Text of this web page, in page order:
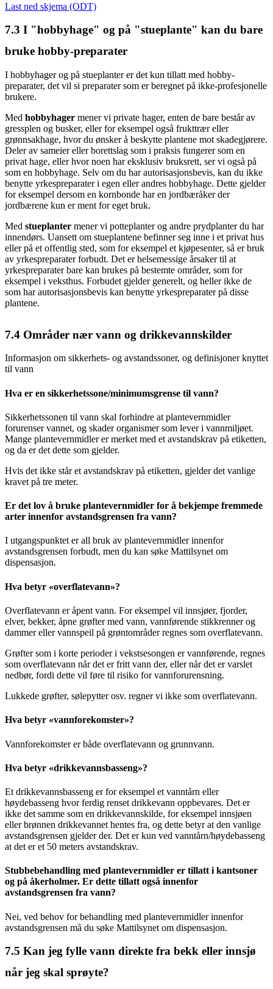
Last ned skjema (ODT)
7.3 I "hobbyhage" og på "stueplante" kan du bare
bruke hobby-preparater
I hobbyhager og på stueplanter er det kun tillatt med hobby-
preparater, det vil si preparater som er beregnet på ikke-profesjonelle
brukere.
Med hobbyhager mener vi private hager, enten de bare består av
gressplen og busker, eller for eksempel også frukttrær eller
grønnsakhage, hvor du ønsker å beskytte plantene mot skadegjørere.
Deler av sameier eller borettslag som i praksis fungerer som en
privat hage, eller hvor noen har eksklusiv bruksrett, ser vi også på
som en hobbyhage. Selv om du har autorisasjonsbevis, kan du ikke
benytte yrkespreparater i egen eller andres hobbyhage. Dette gjelder
for eksempel dersom en kornbonde har en jordbæråker der
jordbærene kun er ment for eget bruk.
Med stueplanter mener vi potteplanter og andre prydplanter du har
innendørs. Uansett om stueplantene befinner seg inne i et privat hus
eller på et offentlig sted, som for eksempel et kjøpesenter, så er bruk
av yrkespreparater forbudt. Det er helsemessige årsaker til at
yrkespreparater bare kan brukes på bestemte områder, som for
eksempel i veksthus. Forbudet gjelder generelt, og heller ikke de
som har autorisasjonsbevis kan benytte yrkespreparater på disse
plantene.
7.4 Områder nær vann og drikkevannskilder
Informasjon om sikkerhets- og avstandssoner, og definisjoner knyttet
til vann
Hva er en sikkerhetssone/minimumsgrense til vann?
Sikkerhetssonen til vann skal forhindre at plantevernmidler
forurenser vannet, og skader organismer som lever i vannmiljøet.
Mange plantevernmidler er merket med et avstandskrav på etiketten,
og da er det dette som gjelder.
Hvis det ikke står et avstandskrav på etiketten, gjelder det vanlige
kravet på tre meter.
Er det lov å bruke plantevernmidler for å bekjempe fremmede
arter innenfor avstandsgrensen fra vann?
I utgangspunktet er all bruk av plantevernmidler innenfor
avstandsgrensen forbudt, men du kan søke Mattilsynet om
dispensasjon.
Hva betyr «overflatevann»?
Overflatevann er åpent vann. For eksempel vil innsjøer, fjorder,
elver, bekker, åpne grøfter med vann, vannførende stikkrenner og
dammer eller vannspeil på grøntområder regnes som overflatevann.
Grøfter som i korte perioder i vekstsesongen er vannførende, regnes
som overflatevann når det er fritt vann der, eller når det er varslet
nedbør, fordi dette vil føre til risiko for vannforurensning.
Lukkede grøfter, sølepytter osv. regner vi ikke som overflatevann.
Hva betyr «vannforekomster»?
Vannforekomster er både overflatevann og grunnvann.
Hva betyr «drikkevannsbasseng»?
Et drikkevannsbasseng er for eksempel et vanntårn eller
høydebasseng hvor ferdig renset drikkevann oppbevares. Det er
ikke det samme som en drikkevannskilde, for eksempel innsjøen
eller brønnen drikkevannet hentes fra, og dette betyr at den vanlige
avstandsgrensen gjelder der. Det er kun ved vanntårn/høydebasseng
at det er et 50 meters avstandskrav.
Stubbebehandling med plantevernmidler er tillatt i kantsoner
og på åkerholmer. Er dette tillatt også innenfor
avstandsgrensen fra vann?
Nei, ved behov for behandling med plantevernmidler innenfor
avstandsgrensen må du søke Mattilsynet om dispensasjon.
7.5 Kan jeg fylle vann direkte fra bekk eller innsjø
når jeg skal sprøyte?